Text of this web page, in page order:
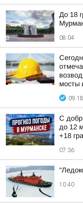
До 18
08:04
мосты
09:18
С
до 12
+18
07:36
10:40